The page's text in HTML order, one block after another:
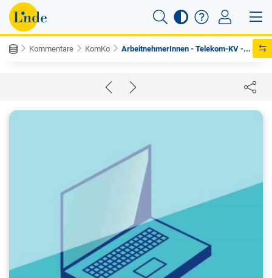
Kommentare KomKo ArbeitnehmerInnen - Telekom-KV -...